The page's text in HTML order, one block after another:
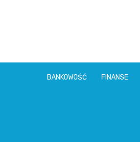
BANKOWOŚĆ FINANSE